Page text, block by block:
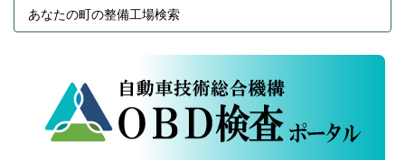
あなたの町の整備工場検索